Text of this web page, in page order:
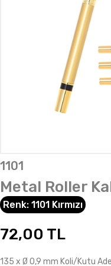
1101
Metal Roller
Renk: 1101 Kırmızı
72,00 TL
135 x Ø 0,9 mm Koli/Kutu